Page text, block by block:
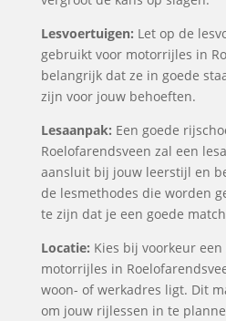
Lesvoertuigen: Let op de
gebruikt voor motorrijles in
belangrijk dat ze in goede
zijn voor jouw behoeften.
Lesaanpak: Een goede
Roelofarendsveen zal een
aansluit bij jouw leerstijl en
de lesmethodes die worden
te zijn dat je een goede
Locatie: Kies bij voorkeur
motorrijles in
woon- of werkadres ligt. Dit
om jouw rijlessen in te